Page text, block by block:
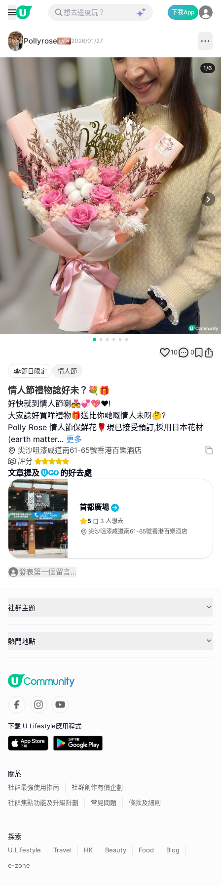
下載App
Pollyrose 2026/01/27
1/6
10 0
節日限定 情人節
情人節禮物諗好未？💐🎁
好快就到情人節喇💑💞💖❤️!
大家諗好買咩禮物🎁送比你哋嘅情人未呀🤔?
Polly Rose 情人節保鮮花🌹現已接受預訂,採用日本花材
(earth matter... 更多
尖沙咀漆咸道南61-65號香港百樂酒店
評分
文章提及 的好去處
首都廣場
5 3 人想去
尖沙咀漆咸道南61-65號香港百樂酒店
發表第一個留言...
社群主題
熱門地點
下載 U Lifestyle應用程式
關於
社群最強使用指南
社群創作有價企劃
社群焦點功能及升級計劃
常見問題 條款及細則
探索
U Lifestyle Travel HK Beauty Food
Blog
e-zone